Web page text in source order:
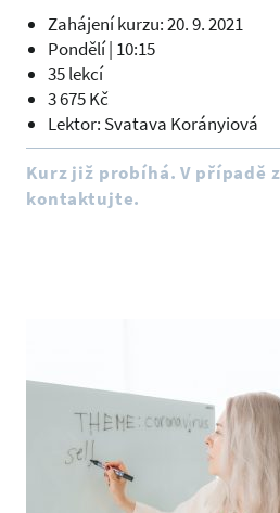
Zahájení kurzu: 20. 9. 2021
Pondělí | 10:15
35 lekcí
3 675 Kč
Lektor: Svatava Korányiová
Kurz již probíhá. V případě
kontaktujte.